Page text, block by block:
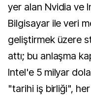
yer alan Nvidia ve
Bilgisayar ile veri
geliştirmek üzere
attı; bu anlaşma
Intel'e 5 milyar
"tarihi iş birliği",